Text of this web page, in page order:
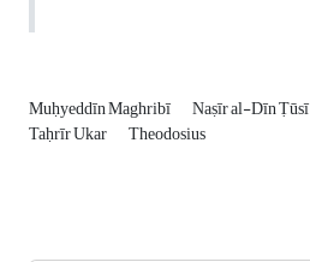
Muḥyeddīn Maghribī Naṣīr al-Dīn Ṭūsī
Taḥrīr Ukar Theodosius